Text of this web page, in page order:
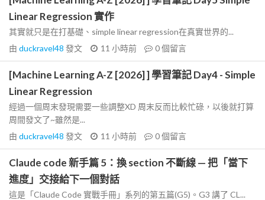
Linear Regression 實作
其實就只是在打基礎、simple linear regression在真實世界的...
由 duckravel48 發文 11 小時前 0個留言
[Machine Learning A-Z [2026] ] 學習筆記 Day4 - Simple
Linear Regression
經過一個周末發現需要一些調整XD 周末反而比較忙碌，以後就打算
周間發文了~雖然是...
由 duckravel48 發文 11 小時前 0個留言
Claude code 新手篇 5：換 section 不斷線 — 把「當下
進度」交接給下一個對話
這是「Claude Code 實戰手冊」系列的第五篇(G5)。G3 講了 CL...